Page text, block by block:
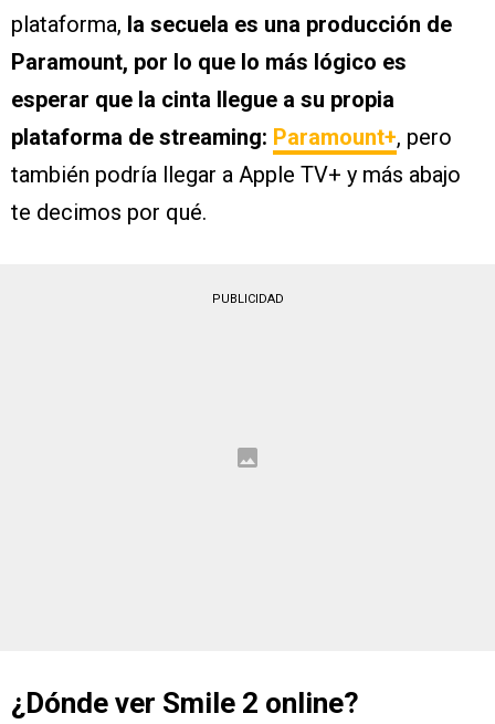
plataforma, la secuela es una producción de
Paramount, por lo que lo más lógico es
esperar que la cinta llegue a su propia
plataforma de streaming: Paramount+, pero
también podría llegar a Apple TV+ y más abajo
te decimos por qué.
PUBLICIDAD
¿Dónde ver Smile 2 online?